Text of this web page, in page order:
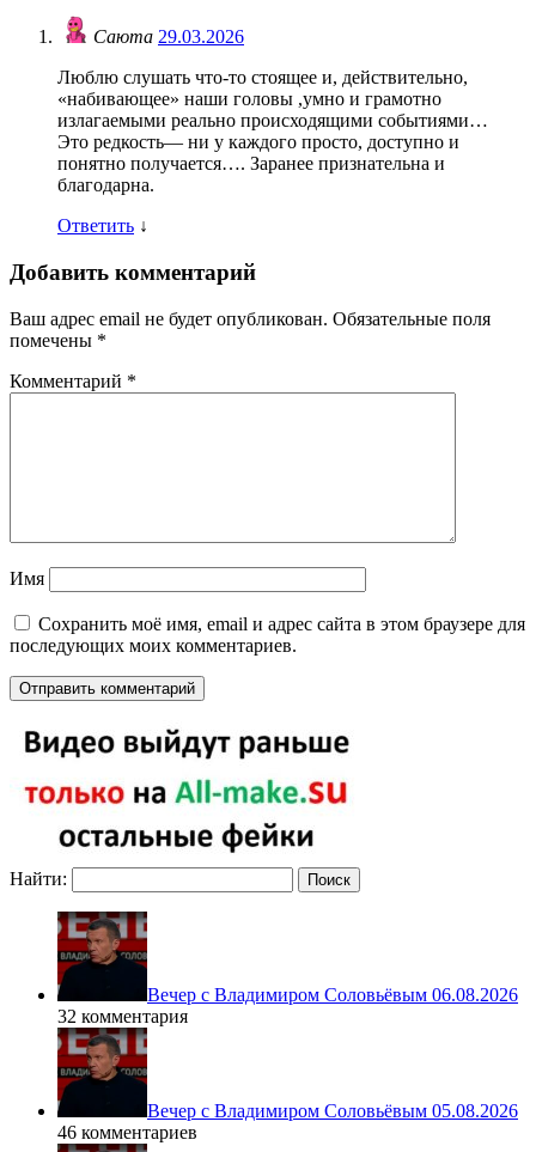
Саюта 29.03.2026
Люблю слушать что-то стоящее и, действительно,
«набивающее» наши головы ,умно и грамотно
излагаемыми реально происходящими событиями…
Это редкость— ни у каждого просто, доступно и
понятно получается…. Заранее признательна и
благодарна.
Ответить ↓
Добавить комментарий
Ваш адрес email не будет опубликован. Обязательные поля
помечены *
Комментарий *
Имя
Сохранить моё имя, email и адрес сайта в этом браузере для
последующих моих комментариев.
Найти:
Вечер с Владимиром Соловьёвым 06.08.2026
32 комментария
Вечер с Владимиром Соловьёвым 05.08.2026
46 комментариев